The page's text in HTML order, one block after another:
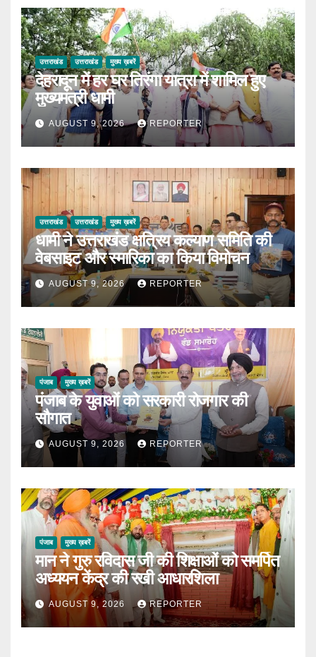
उत्तराखंड उत्तराखंड मुख्य ख़बरें
देहरादून में हर घर तिरंगा यात्रा में शामिल हुए
मुख्यमंत्री धामी
AUGUST 9, 2026 REPORTER
उत्तराखंड उत्तराखंड मुख्य ख़बरें
धामी ने उत्तराखंड क्षत्रिय कल्याण समिति की
वेबसाइट और स्मारिका का किया विमोचन
AUGUST 9, 2026 REPORTER
पंजाब मुख्य ख़बरें
पंजाब के युवाओं को सरकारी रोजगार की
सौगात
AUGUST 9, 2026 REPORTER
पंजाब मुख्य ख़बरें
मान ने गुरु रविदास जी की शिक्षाओं को समर्पित
अध्ययन केंद्र की रखी आधारशिला
AUGUST 9, 2026 REPORTER